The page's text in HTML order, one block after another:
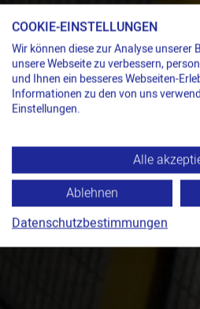
Datenschutzbestimmungen
COOKIE-EINSTELLUNGEN
Wir können diese zur Analyse unserer
unsere Webseite zu verbessern,
und Ihnen ein besseres Webseiten-
Informationen zu den von uns
Einstellungen.
Alle
Ablehnen